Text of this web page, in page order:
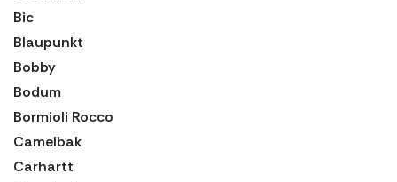
Bic
Blaupunkt
Bobby
Bodum
Bormioli Rocco
Camelbak
Carhartt